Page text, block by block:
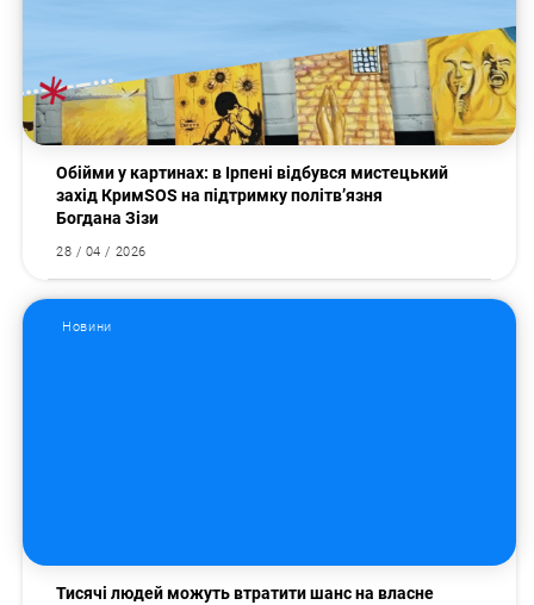
Обійми у картинах: в Ірпені відбувся мистецький
захід КримSOS на підтримку політв’язня
Богдана Зізи
28 / 04 / 2026
Новини
Тисячі людей можуть втратити шанс на власне